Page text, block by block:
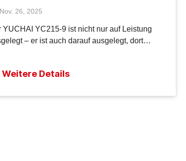
Nov. 26, 2025
YUCHAI YC215-9 ist nicht nur auf Leistung
– er ist auch darauf ausgelegt, dort
der härtesten Baustellenumgebungen
Stärke und höchste Effizienz, egal ob Sie
Weitere Details